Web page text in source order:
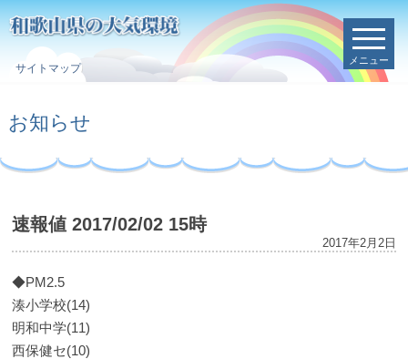
サイトマップ
メニュー
お知らせ
速報値 2017/02/02 15時
2017年2月2日
◆PM2.5
湊小学校(14)
明和中学(11)
西保健セ(10)